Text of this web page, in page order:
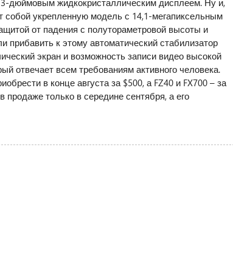
дюймовым жидкокристаллическим дисплеем. Ну и,
собой укрепленную модель с 14,1-мегапиксельным
от падения с полутораметровой высоты и
прибавить к этому автоматический стабилизатор
экран и возможность записи видео высокой
отвечает всем требованиям активного человека.
в конце августа за $500, а FZ40 и FX700 – за
продаже только в середине сентября, а его